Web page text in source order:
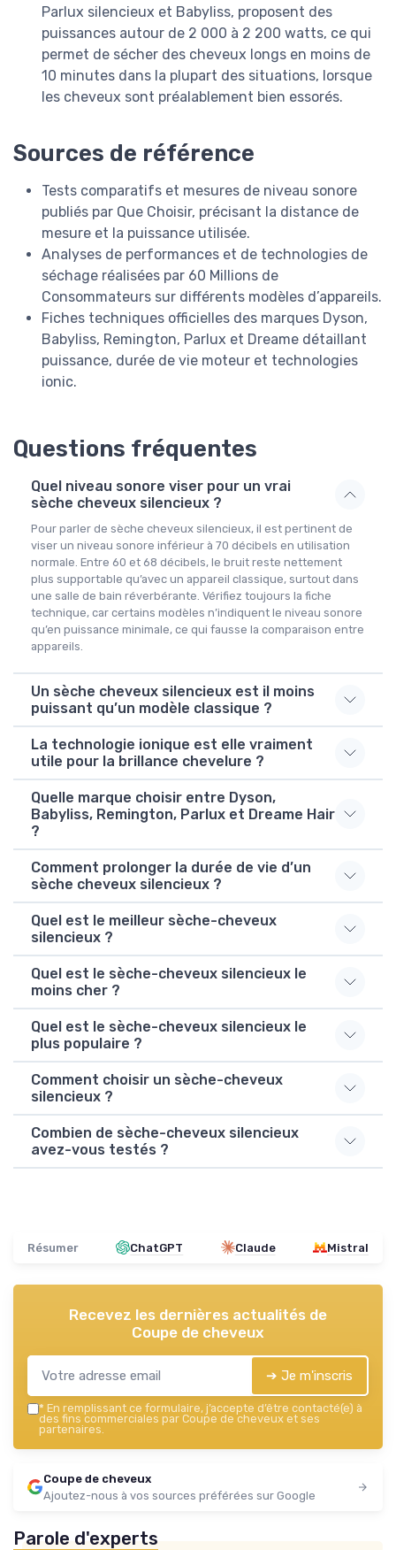
Parlux silencieux et Babyliss, proposent des
puissances autour de 2 000 à 2 200 watts, ce qui
permet de sécher des cheveux longs en moins de
10 minutes dans la plupart des situations, lorsque
les cheveux sont préalablement bien essorés.
Sources de référence
Tests comparatifs et mesures de niveau sonore
publiés par Que Choisir, précisant la distance de
mesure et la puissance utilisée.
Analyses de performances et de technologies de
séchage réalisées par 60 Millions de
Consommateurs sur différents modèles d’appareils.
Fiches techniques officielles des marques Dyson,
Babyliss, Remington, Parlux et Dreame détaillant
puissance, durée de vie moteur et technologies
ionic.
Questions fréquentes
Quel niveau sonore viser pour un vrai
sèche cheveux silencieux ?
Pour parler de sèche cheveux silencieux, il est pertinent de
viser un niveau sonore inférieur à 70 décibels en utilisation
normale. Entre 60 et 68 décibels, le bruit reste nettement
plus supportable qu’avec un appareil classique, surtout dans
une salle de bain réverbérante. Vérifiez toujours la fiche
technique, car certains modèles n’indiquent le niveau sonore
qu’en puissance minimale, ce qui fausse la comparaison entre
appareils.
Un sèche cheveux silencieux est il moins
puissant qu’un modèle classique ?
La technologie ionique est elle vraiment
utile pour la brillance chevelure ?
Quelle marque choisir entre Dyson,
Babyliss, Remington, Parlux et Dreame Hair
?
Comment prolonger la durée de vie d’un
sèche cheveux silencieux ?
Quel est le meilleur sèche-cheveux
silencieux ?
Quel est le sèche-cheveux silencieux le
moins cher ?
Quel est le sèche-cheveux silencieux le
plus populaire ?
Comment choisir un sèche-cheveux
silencieux ?
Combien de sèche-cheveux silencieux
avez-vous testés ?
Résumer ChatGPT Claude Mistral
Recevez les dernières actualités de
Coupe de cheveux
➔ Je m'inscris
* En remplissant ce formulaire, j’accepte d’être contacté(e) à
des fins commerciales par Coupe de cheveux et ses
partenaires.
Coupe de cheveux
Ajoutez-nous à vos sources préférées sur Google
Parole d'experts